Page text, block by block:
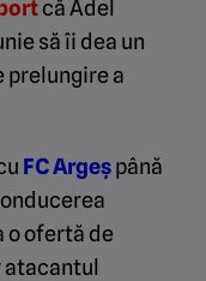
că Adel
să îi dea un
prelungire a
FC Argeșpână
o ofertă de